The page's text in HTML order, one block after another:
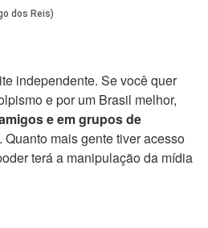
independente. Se você quer
e por um Brasil melhor,
e em grupos de
. Quanto mais gente tiver acesso
terá a manipulação da mídia